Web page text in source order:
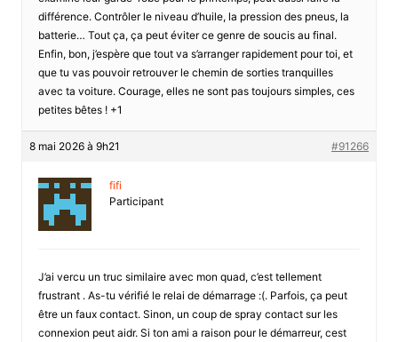
différence. Contrôler le niveau d’huile, la pression des pneus, la
batterie… Tout ça, ça peut éviter ce genre de soucis au final.
Enfin, bon, j’espère que tout va s’arranger rapidement pour toi, et
que tu vas pouvoir retrouver le chemin de sorties tranquilles
avec ta voiture. Courage, elles ne sont pas toujours simples, ces
petites bêtes ! +1
8 mai 2026 à 9h21 #91266
fifi
Participant
J’ai vercu un truc similaire avec mon quad, c’est tellement
frustrant . As-tu vérifié le relai de démarrage :(. Parfois, ça peut
être un faux contact. Sinon, un coup de spray contact sur les
connexion peut aidr. Si ton ami a raison pour le démarreur, cest